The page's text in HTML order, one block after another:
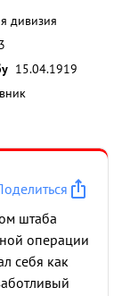
дивизия
15.04.1919
штаба
операции
себя как